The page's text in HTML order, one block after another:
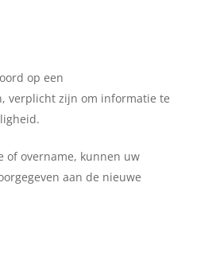
op een
verplicht zijn om informatie te
of overname, kunnen uw
aan de nieuwe